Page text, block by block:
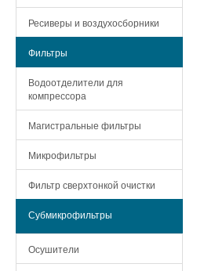
Ресиверы и воздухосборники
Фильтры
Водоотделители для
компрессора
Магистральные фильтры
Микрофильтры
Фильтр сверхтонкой очистки
Субмикрофильтры
Осушители